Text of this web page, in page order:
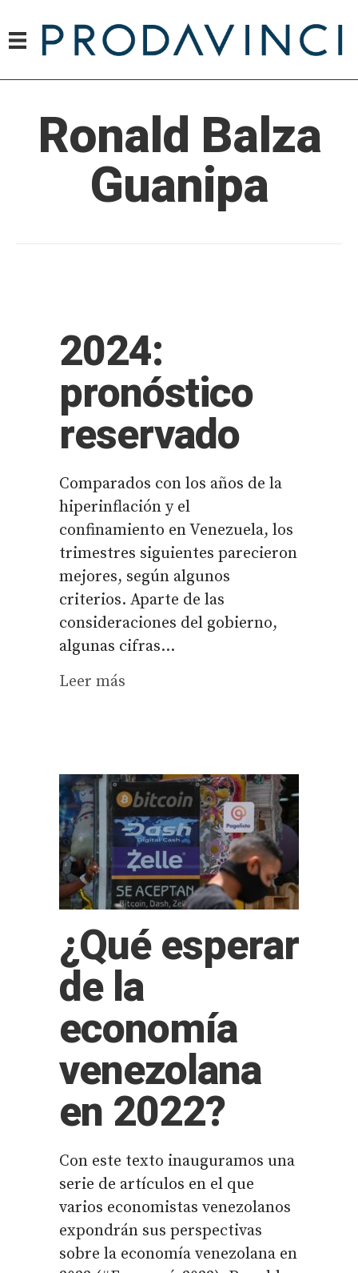
Ronald Balza
Guanipa
2024:
pronóstico
reservado
Comparados con los años de la
hiperinflación y el
confinamiento en Venezuela, los
trimestres siguientes parecieron
mejores, según algunos
criterios. Aparte de las
consideraciones del gobierno,
algunas cifras...
Leer más
¿Qué esperar
de la
economía
venezolana
en 2022?
Con este texto inauguramos una
serie de artículos en el que
varios economistas venezolanos
expondrán sus perspectivas
sobre la economía venezolana en